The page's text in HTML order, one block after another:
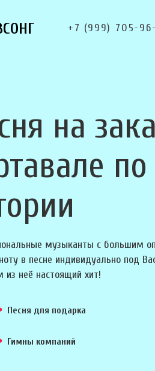
+7 (999) 705-
на
музыканты с большим
в песне индивидуально под
из неё настоящий хит!
Песня для подарка
Гимны компаний